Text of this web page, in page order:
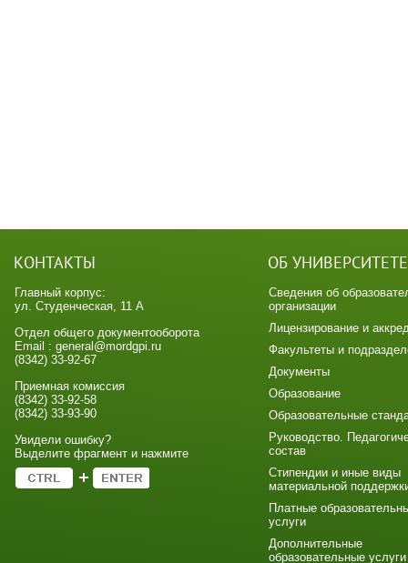
КОНТАКТЫ
Главный корпус:
ул. Студенческая, 11 А
Отдел общего документооборота
Email : general@mordgpi.ru
(8342) 33-92-67
Приемная комиссия
(8342) 33-92-58
(8342) 33-93-90
Увидели ошибку?
Выделите фрагмент и нажмите
ОБ УНИВЕРСИТЕТЕ
Сведения об
организации
Лицензирование и
Факультеты и
Документы
Образование
Образовательные
Руководство.
состав
Стипендии и иные виды
материальной
Платные
услуги
Дополнительные
образовательные услуги